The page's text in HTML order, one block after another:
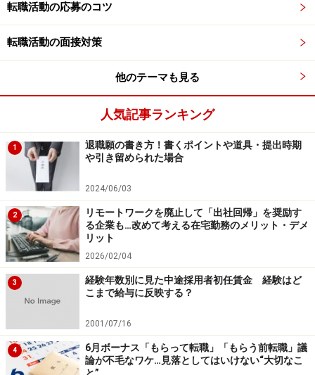
転職活動の応募のコツ
転職活動の面接対策
他のテーマも見る
人気記事ランキング
1
退職願の書き方！書くポイントや道具・提出時期
や引き留められた場合
2024/06/03
2
リモートワークを廃止して「出社回帰」を奨励す
る企業も…改めて考える在宅勤務のメリット・デメ
リット
2026/02/04
3
経験年数別に見た中途採用者初任賃金 経験はど
こまで給与に反映する？
2001/07/16
4
6月ボーナス「もらって転職」「もらう前転職」議
論が不毛なワケ…見落としてはいけない“大切なこ